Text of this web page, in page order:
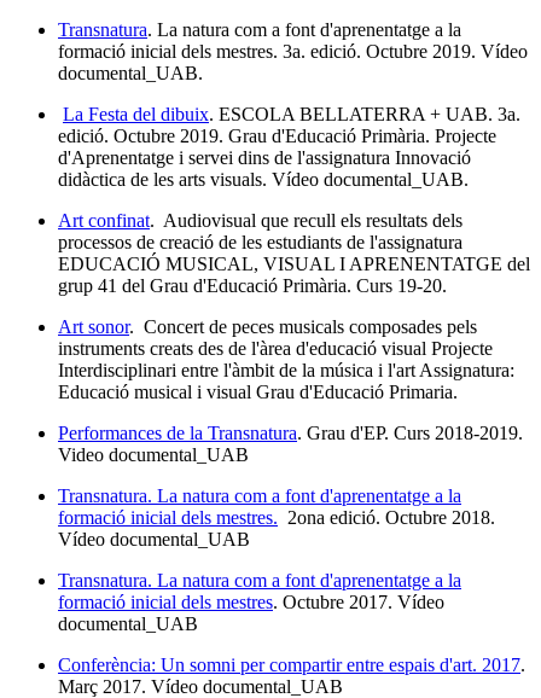
Transnatura. La natura com a font d'aprenentatge a la
formació inicial dels mestres. 3a. edició. Octubre 2019. Vídeo
documental_UAB.
La Festa del dibuix. ESCOLA BELLATERRA + UAB. 3a.
edició. Octubre 2019. Grau d'Educació Primària. Projecte
d'Aprenentatge i servei dins de l'assignatura Innovació
didàctica de les arts visuals. Vídeo documental_UAB.
Art confinat. Audiovisual que recull els resultats dels
processos de creació de les estudiants de l'assignatura
EDUCACIÓ MUSICAL, VISUAL I APRENENTATGE del
grup 41 del Grau d'Educació Primària. Curs 19-20.
Art sonor. Concert de peces musicals composades pels
instruments creats des de l'àrea d'educació visual Projecte
Interdisciplinari entre l'àmbit de la música i l'art Assignatura:
Educació musical i visual Grau d'Educació Primaria.
Performances de la Transnatura. Grau d'EP. Curs 2018-2019.
Video documental_UAB
Transnatura. La natura com a font d'aprenentatge a la
formació inicial dels mestres. 2ona edició. Octubre 2018.
Vídeo documental_UAB
Transnatura. La natura com a font d'aprenentatge a la
formació inicial dels mestres. Octubre 2017. Vídeo
documental_UAB
Conferència: Un somni per compartir entre espais d'art. 2017.
Març 2017. Vídeo documental_UAB